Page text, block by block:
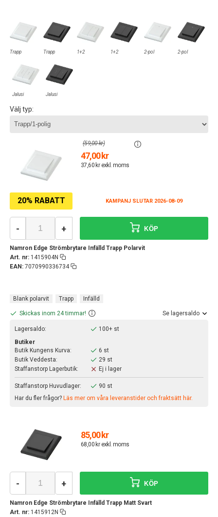
Trapp Trapp 1+2 1+2 2-pol 2-pol
Jalusi Jalusi
Välj typ:
20% RABATT KAMPANJ SLUTAR 2026-08-09
47,00 kr
37,60 kr exkl. moms
(59,00 kr)
Namron Edge Strömbrytare Infälld Trapp Polarvit
Art. nr: 1415904N
EAN: 7070990336734
- + KÖP
Blank polarvit Trapp Infälld
Skickas inom 24 timmar! Se lagersaldo
Lagersaldo:
100+ st
Butiker
Butik Kungens Kurva:
6 st
Butik Veddesta:
29 st
Staffanstorp Lagerbutik:
Ej i lager
Staffanstorp Huvudlager:
90 st
Har du fler frågor? Läs mer om våra leveranstider och fraktsätt här.
85,00 kr
68,00 kr exkl. moms
Namron Edge Strömbrytare Infälld Trapp Matt Svart
Art. nr: 1415912N
- + KÖP